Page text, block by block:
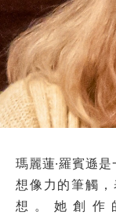
瑪麗蓮·羅賓遜
想像力的筆觸
想。她創作